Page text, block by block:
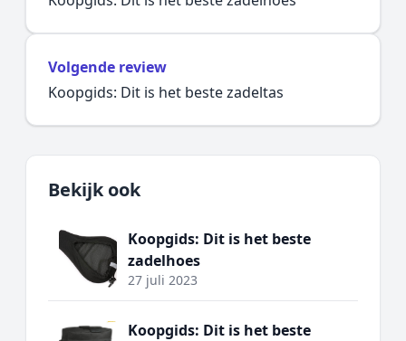
Volgende review
Koopgids: Dit is het beste zadeltas
Bekijk ook
Koopgids: Dit is het beste
zadelhoes
27 juli 2023
Koopgids: Dit is het beste